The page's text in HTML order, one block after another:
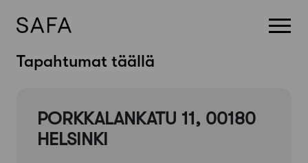
SkipTapahtumat täällä
PORKKALANKATU 11, 00180
HELSINKI